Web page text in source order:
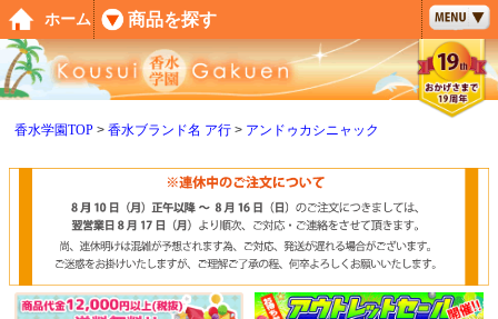
香水学園TOP 香水ブランド名 ア行 アンドゥカシニャック
ペー
ジト
ップ
へ
ホーム 商品を探す